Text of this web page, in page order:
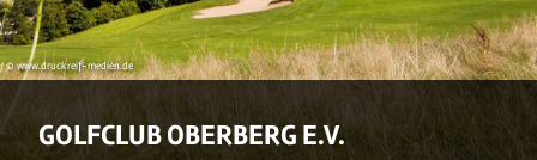
© www.druckreif-medien.de
GOLFCLUB OBERBERG E.V.